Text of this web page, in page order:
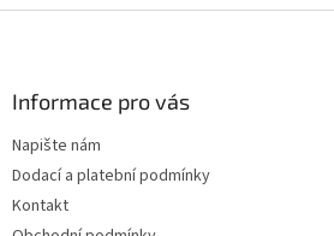
Informace pro vás
Napište nám
Dodací a platební podmínky
Kontakt